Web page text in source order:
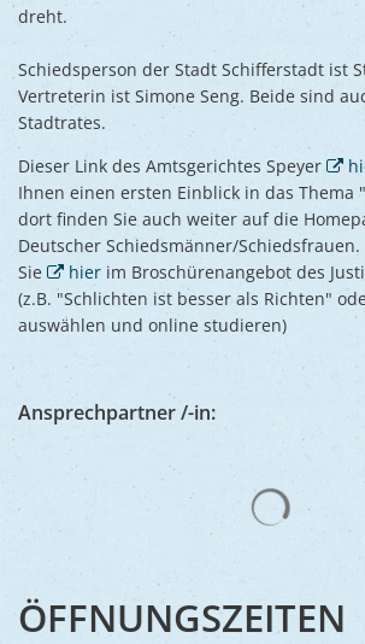
dreht.
Schiedsperson der Stadt Schifferstadt ist
Vertreterin ist Simone Seng. Beide sind
Stadtrates.
Dieser Link des Amtsgerichtes Speyer
Ihnen einen ersten Einblick in das Thema
dort finden Sie auch weiter auf die
Deutscher Schiedsmänner/
Sie
hierim Broschürenangebot des
(z.B. "Schlichten ist besser als Richten"
auswählen und online studieren)
Ansprechpartner /-in:
ÖFFNUNGSZEITEN